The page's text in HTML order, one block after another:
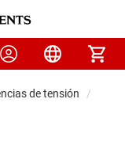
de tensión